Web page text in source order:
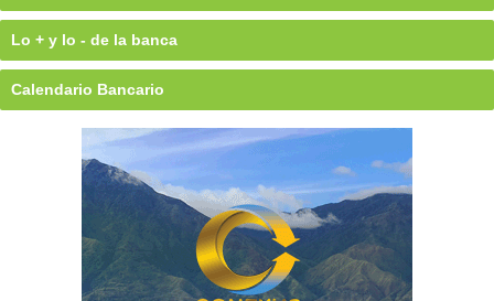
Lo + y lo - de la banca
Calendario Bancario